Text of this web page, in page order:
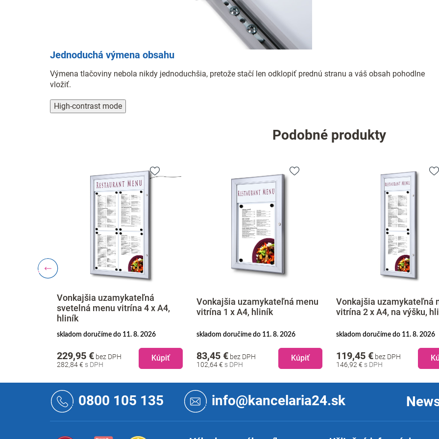
Jednoduchá výmena obsahu
Výmena tlačoviny nebola nikdy jednoduchšia, pretože stačí len odklopiť prednú stranu a váš obsah pohodlne
vložiť.
High-contrast mode
Podobné produkty
Vonkajšia uzamykateľná
svetelná menu vitrína 4 x A4,
hliník
skladom doručíme do 11. 8. 2026
282,84 €
229,95 € bez DPH Kúpiť
Vonkajšia uzamykateľná menu
vitrína 1 x A4, hliník
skladom doručíme do 11. 8. 2026
102,64 €
83,45 € bez DPH Kúpiť
Vonkajšia uzamykateľná
vitrína 2 x A4, na výšku,
skladom doručíme do 11. 8. 2026
146,92 €
119,45 € bez DPH
0800 105 135 info@kancelaria24.sk